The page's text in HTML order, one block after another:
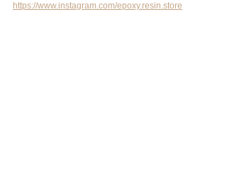
https://www.instagram.com/epoxy.resin.store